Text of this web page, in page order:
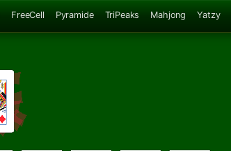
FreeCell Pyramide TriPeaks Mahjong Yatzy